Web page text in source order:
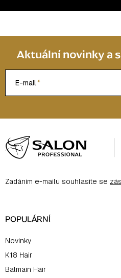
Aktuální novinky a
E-mail
á
p
Zadáním e-mailu souhlasíte se
POPULÁRNÍ
Novinky
K18 Hair
Balmain Hair